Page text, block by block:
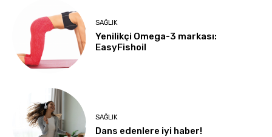
SAĞLIK
Yenilikçi Omega-3 markası:
EasyFishoil
SAĞLIK
Dans edenlere iyi haber!